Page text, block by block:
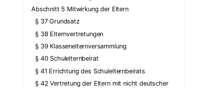
Abschnitt 5 Mitwirkung der Eltern
§ 37 Grundsatz
§ 38 Elternvertretungen
§ 39 Klassenelternversammlung
§ 40 Schulelternbeirat
§ 41 Errichtung des Schulelternbeirats
§ 42 Vertretung der Eltern mit nicht deutscher